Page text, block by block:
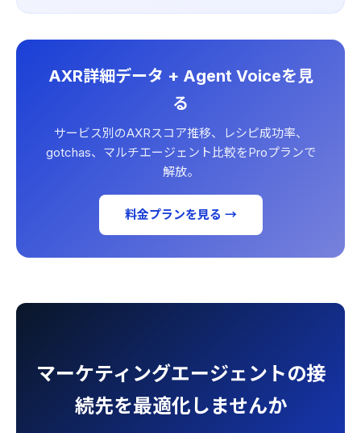
AXR詳細データ + Agent Voiceを見
る
サービス別のAXRスコア推移、レシピ成功率、
gotchas、マルチエージェント比較をProプランで
解放。
料金プランを見る →
マーケティングエージェントの接
続先を最適化しませんか